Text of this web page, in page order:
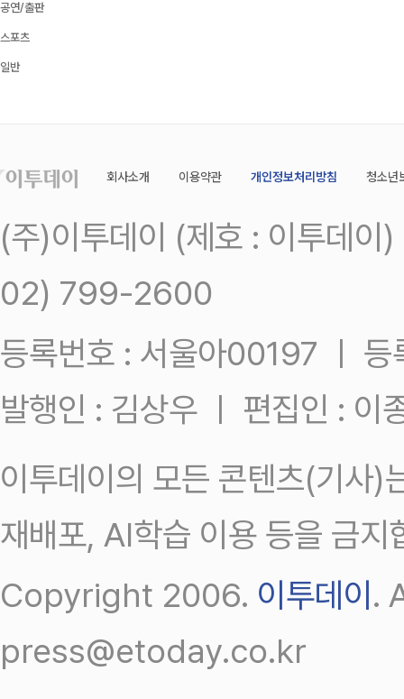
공연/출판
스포츠
일반
회사소개 이용약관 개인정보처리방침 청소년
(주)이투데이 (제호 : 이투데
02) 799-2600
등록번호 : 서울아00197 ㅣ
발행인 : 김상우 ㅣ 편집인 : 이
이투데이의 모든 콘텐츠(기사)
재배포, AI학습 이용 등을 금지
Copyright 2006. 이투데이 .
press@etoday.co.kr